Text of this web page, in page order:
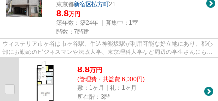
東京都新宿区払方町21
8.8万円
築年数：築24年 ｜募集中： 1室
階数：7階建
ウィステリア市ヶ谷は市ヶ谷駅、牛込神楽坂駅が利用可能な好立地にあり、都心
部にお勤めのビジネスマンや法政大学、東京理科大学など周辺の学生さんにも人
気の物件です。共用部にはオ...
8.8万円
(管理費・共益費 6,000円)
敷：1ヶ月｜礼：1ヶ月
所在階：3階